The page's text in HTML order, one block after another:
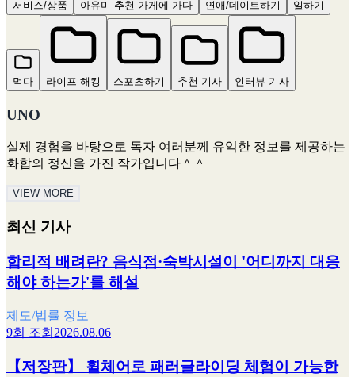
서비스/상품 아유미 추천 가게에 가다 연애/데이트하기 일하기
먹다 라이프 해킹 스포츠하기 추천 기사 인터뷰 기사
UNO
실제 경험을 바탕으로 독자 여러분께 유익한 정보를 제공하는
화합의 정신을 가진 작가입니다＾＾
VIEW MORE
최신 기사
합리적 배려란? 음식점·숙박시설이 '어디까지 대응
해야 하는가'를 해설
제도/법률 정보
9회 조회 2026.08.06
【저장판】 휠체어로 패러글라이딩 체험이 가능한